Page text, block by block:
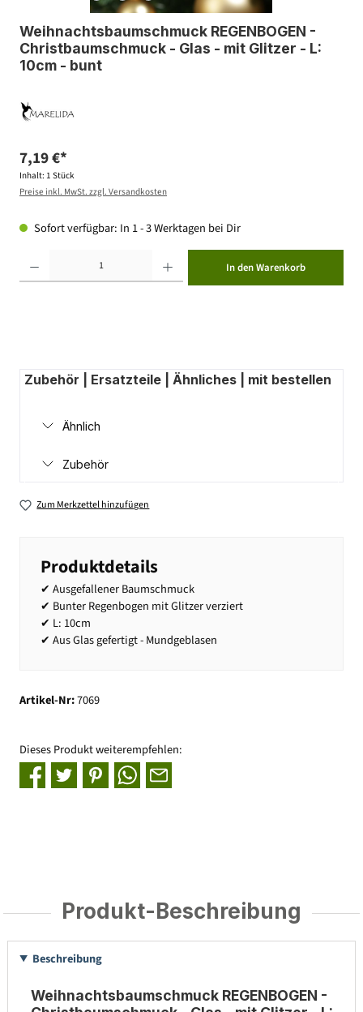
Weihnachtsbaumschmuck REGENBOGEN -
Christbaumschmuck - Glas - mit Glitzer - L:
10cm - bunt
7,19 €*
Inhalt: 1 Stück
Preise inkl. MwSt. zzgl. Versandkosten
Sofort verfügbar: In 1 - 3 Werktagen bei Dir
In den Warenkorb
Zubehör | Ersatzteile | Ähnliches | mit bestellen
Ähnlich
Zubehör
Zum Merkzettel hinzufügen
Produktdetails
✔ Ausgefallener Baumschmuck
✔ Bunter Regenbogen mit Glitzer verziert
✔ L: 10cm
✔ Aus Glas gefertigt - Mundgeblasen
Artikel-Nr:7069
Dieses Produkt weiterempfehlen:
Produkt-Beschreibung
Beschreibung
Weihnachtsbaumschmuck REGENBOGEN -